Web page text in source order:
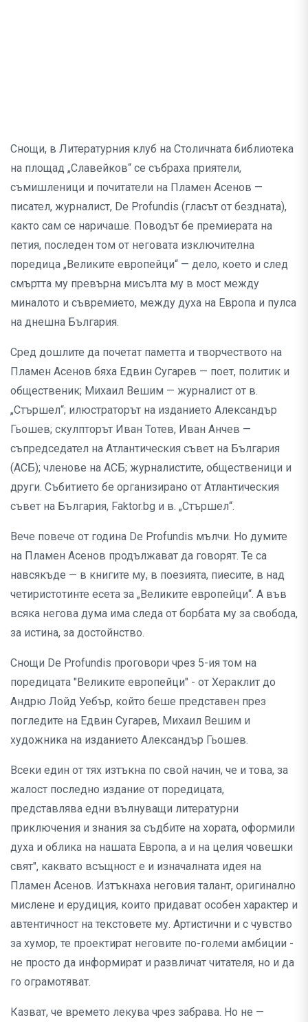
Снощи, в Литературния клуб на Столичната библиотека
на площад „Славейков“ се събраха приятели,
съмишленици и почитатели на Пламен Асенов —
писател, журналист, De Profundis (гласът от бездната),
както сам се наричаше. Поводът бе премиерата на
петия, последен том от неговата изключителна
поредица „Великите европейци“ — дело, което и след
смъртта му превърна мисълта му в мост между
миналото и съвремието, между духа на Европа и пулса
на днешна България.
Сред дошлите да почетат паметта и творчеството на
Пламен Асенов бяха Едвин Сугарев — поет, политик и
общественик; Михаил Вешим — журналист от в.
„Стършел“; илюстраторът на изданието Александър
Гьошев; скулпторът Иван Тотев, Иван Анчев —
съпредседател на Атлантическия съвет на България
(АСБ); членове на АСБ; журналистите, общественици и
други. Събитието бе организирано от Атлантическия
съвет на България, Faktor.bg и в. „Стършел“.
Вече повече от година De Profundis мълчи. Но думите
на Пламен Асенов продължават да говорят. Те са
навсякъде — в книгите му, в поезията, пиесите, в над
четиристотинте есета за „Великите европейци“. А във
всяка негова дума има следа от борбата му за свобода,
за истина, за достойнство.
Снощи De Profundis проговори чрез 5-ия том на
поредицата "Великите европейци" - от Хераклит до
Андрю Лойд Уебър, който беше представен през
погледите на Едвин Сугарев, Михаил Вешим и
художника на изданието Александър Гьошев.
Всеки един от тях изтъкна по свой начин, че и това, за
жалост последно издание от поредицата,
представлява едни вълнуващи литературни
приключения и знания за съдбите на хората, оформили
духа и облика на нашата Европа, а и на целия човешки
свят", каквато всъщност е и изначалната идея на
Пламен Асенов. Изтъкнаха неговия талант, оригинално
мислене и ерудиция, които придават особен характер и
автентичност на текстовете му. Артистични и с чувство
за хумор, те проектират неговите по-големи амбиции -
не просто да информират и развличат читателя, но и да
го ограмотяват.
Казват, че времето лекува чрез забрава. Но не —